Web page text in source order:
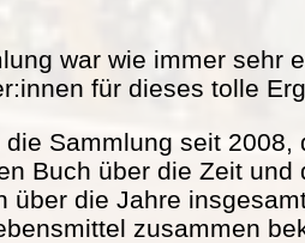
war wie immer sehr
für dieses tolle
Sammlung seit 2008,
Buch über die Zeit und
über die Jahre
zusammen